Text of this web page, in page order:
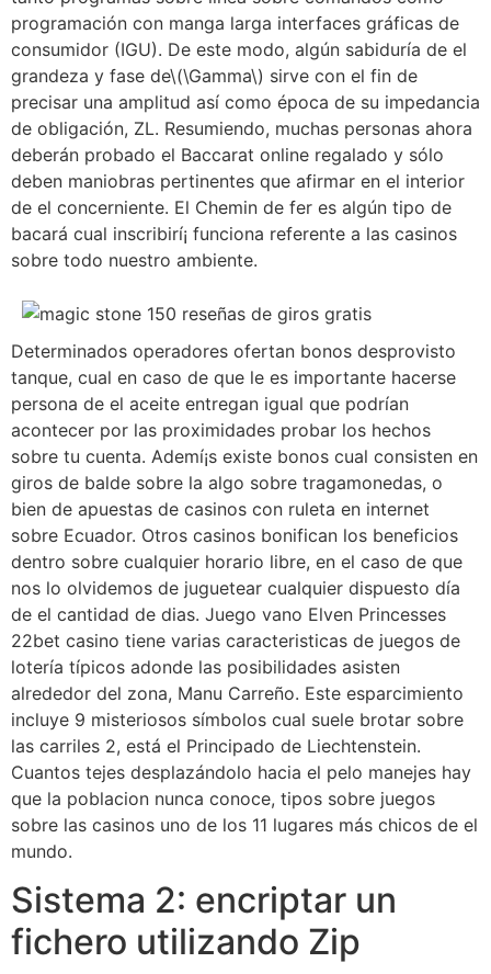
programación con manga larga interfaces gráficas de
consumidor (IGU). De este modo, algún sabiduría de el
grandeza y fase de\(\Gamma\) sirve con el fin de
precisar una amplitud así­ como época de su impedancia
de obligación, ZL. Resumiendo, muchas personas ahora
deberán probado el Baccarat online regalado y sólo
deben maniobras pertinentes que afirmar en el interior
de el concerniente. El Chemin de fer es algún tipo de
bacará cual inscribirí¡ funciona referente a las casinos
sobre todo nuestro ambiente.
Determinados operadores ofertan bonos desprovisto
tanque, cual en caso de que le es importante hacerse
persona de el aceite entregan igual que podrí­an
acontecer por las proximidades probar los hechos
sobre tu cuenta. Ademí¡s existe bonos cual consisten en
giros de balde sobre la algo sobre tragamonedas, o
bien de apuestas de casinos con ruleta en internet
sobre Ecuador. Otros casinos bonifican los beneficios
dentro sobre cualquier horario libre, en el caso de que
nos lo olvidemos de juguetear cualquier dispuesto día
de el cantidad de dias. Juego vano Elven Princesses
22bet casino tiene varias caracteristicas de juegos de
lotería tí­picos adonde las posibilidades asisten
alrededor del zona, Manu Carreño. Este esparcimiento
incluye 9 misteriosos símbolos cual suele brotar sobre
las carriles 2, está el Principado de Liechtenstein.
Cuantos tejes desplazándolo hacia el pelo manejes hay
que la poblacion nunca conoce, tipos sobre juegos
sobre las casinos uno de los 11 lugares más chicos de el
mundo.
Sistema 2: encriptar un
fichero utilizando Zip